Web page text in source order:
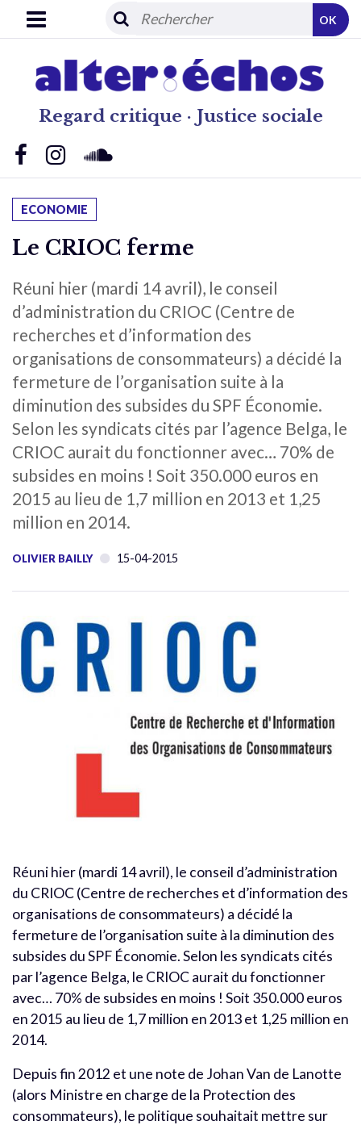
Regard critique · Justice sociale
OK
ECONOMIE
Le CRIOC ferme
Réuni hier (mardi 14 avril), le conseil
d’administration du CRIOC (Centre de
recherches et d’information des
organisations de consommateurs) a décidé la
fermeture de l’organisation suite à la
diminution des subsides du SPF Économie.
Selon les syndicats cités par l’agence Belga, le
CRIOC aurait du fonctionner avec… 70% de
subsides en moins ! Soit 350.000 euros en
2015 au lieu de 1,7 million en 2013 et 1,25
million en 2014.
OLIVIER BAILLY 15-04-2015
Réuni hier (mardi 14 avril), le conseil d’administration
du CRIOC (Centre de recherches et d’information des
organisations de consommateurs) a décidé la
fermeture de l’organisation suite à la diminution des
subsides du SPF Économie. Selon les syndicats cités
par l’agence Belga, le CRIOC aurait du fonctionner
avec… 70% de subsides en moins ! Soit 350.000 euros
en 2015 au lieu de 1,7 million en 2013 et 1,25 million en
2014.
Depuis fin 2012 et une note de Johan Van de Lanotte
(alors Ministre en charge de la Protection des
consommateurs), le politique souhaitait mettre sur